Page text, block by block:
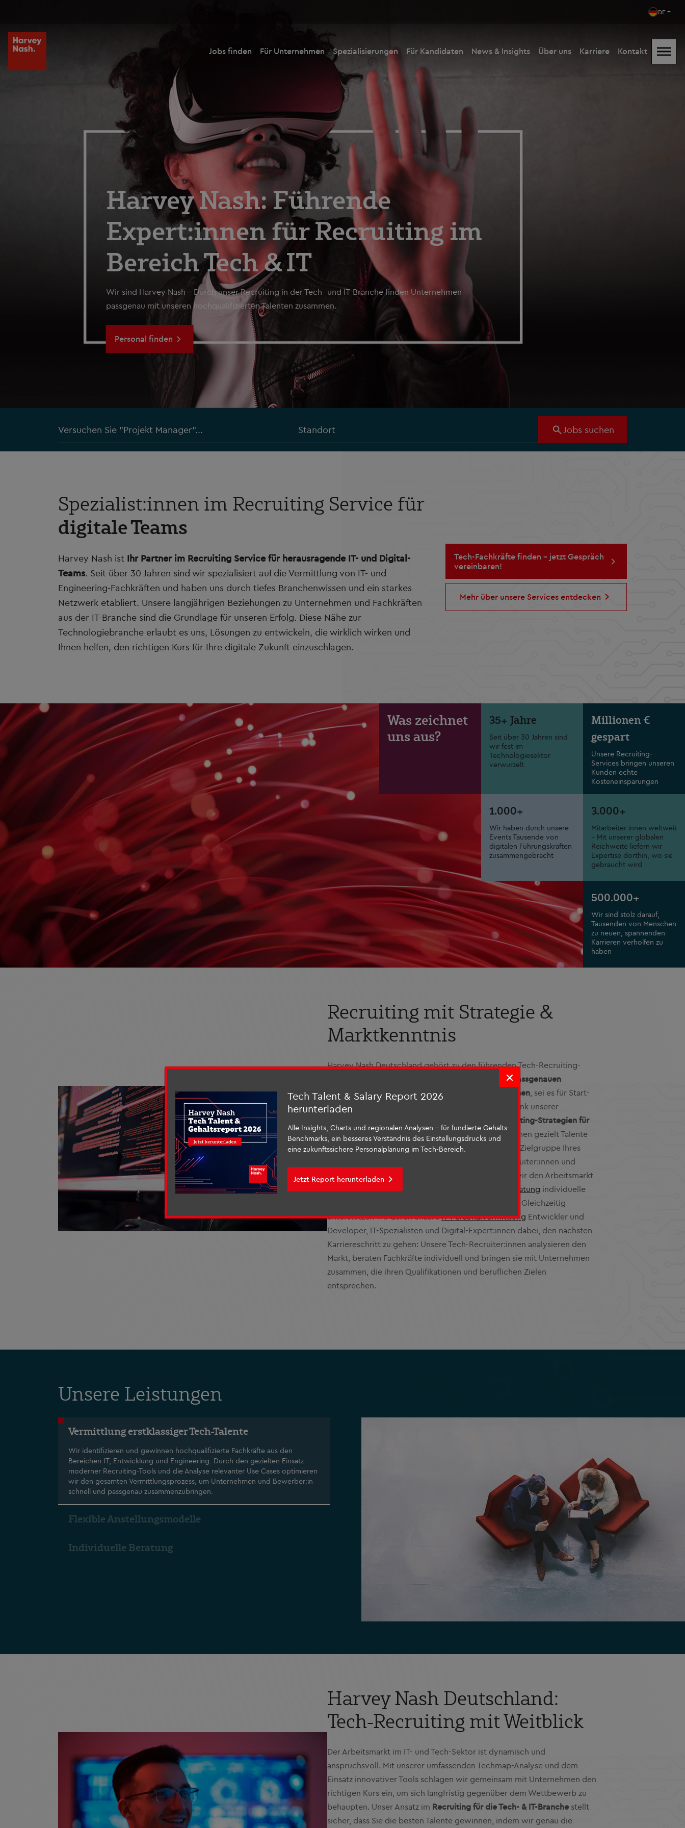
DE
Jobs finden Für Unternehmen Spezialisierungen Für Kandidaten News & Insights Über uns Karriere Kontakt
Harvey Nash: Führende
Expert:innen für Recruiting im
Bereich Tech & IT
Wir sind Harvey Nash – Durch unser Recruiting in der Tech- und IT-Branche finden Unternehmen
passgenau mit unseren hochqualifizierten Talenten zusammen.
Personal finden
Jobs suchen
Spezialist:innen im Recruiting Service für
digitale Teams
Harvey Nash ist Ihr Partner im Recruiting Service für herausragende IT- und Digital-
Teams. Seit über 30 Jahren sind wir spezialisiert auf die Vermittlung von IT- und
Engineering-Fachkräften und haben uns durch tiefes Branchenwissen und ein starkes
Netzwerk etabliert. Unsere langjährigen Beziehungen zu Unternehmen und Fachkräften
aus der IT-Branche sind die Grundlage für unseren Erfolg. Diese Nähe zur
Technologiebranche erlaubt es uns, Lösungen zu entwickeln, die wirklich wirken und
Ihnen helfen, den richtigen Kurs für Ihre digitale Zukunft einzuschlagen.
Tech-Fachkräfte finden – jetzt Gespräch
vereinbaren!
Mehr über unsere Services entdecken
Was zeichnet
uns aus?
35+ Jahre
Seit über 30 Jahren sind
wir fest im
Technologiesektor
verwurzelt.
Millionen €
gespart
Unsere Recruiting-
Services bringen unseren
Kunden echte
Kosteneinsparungen
1.000+
Wir haben durch unsere
Events Tausende von
digitalen Führungskräften
zusammengebracht
3.000+
Mitarbeiter:innen weltweit
– Mit unserer globalen
Reichweite liefern wir
Expertise dorthin, wo sie
gebraucht wird
500.000+
Wir sind stolz darauf,
Tausenden von Menschen
zu neuen, spannenden
Karrieren verholfen zu
haben
Recruiting mit Strategie &
Marktkenntnis
Harvey Nash Deutschland gehört zu den führenden Tech-Recruiting-
Unternehmen weltweit. Unser Fokus liegt auf derpassgenauen
Besetzung von IT-, Digital- und Engineering-Positionen, sei es für Start-
ups, Mittelständler oder internationale Konzerne. Dank unserer
innovativen Recruiting-Strategien für
Tech, IT & Engineering
sprechen unsere Recruiter:innen gezielt Talente
an, die nicht nur fachlich, sondern auch kulturell zur Zielgruppe Ihres
Unternehmens passen. Mit spezialisierten Tech-Recruiter:innen und
modernen Tools wie unserer Techmap analysieren wir den Arbeitsmarkt
und bieten Ihnen im Rahmen unserer
IT-Personalberatung individuelle
Lösungen für eine erfolgreiche Personalgewinnung. Gleichzeitig
unterstützen wir durch unsereIT-Personalvermittlung Entwickler und
Developer, IT-Spezialisten und Digital-Expert:innen dabei, den nächsten
Karriereschritt zu gehen: Unsere Tech-Recruiter:innen analysieren den
Markt, beraten Fachkräfte individuell und bringen sie mit Unternehmen
zusammen, die ihren Qualifikationen und beruflichen Zielen
entsprechen.
Unsere Leistungen
Vermittlung erstklassiger Tech-Talente
Wir identifizieren und gewinnen hochqualifizierte Fachkräfte aus den
Bereichen IT, Entwicklung und Engineering. Durch den gezielten Einsatz
moderner Recruiting-Tools und die Analyse relevanter Use Cases optimieren
wir den gesamten Vermittlungsprozess, um Unternehmen und Bewerber:in
schnell und passgenau zusammenzubringen.
Flexible Anstellungsmodelle
Individuelle Beratung
Harvey Nash Deutschland:
Tech-Recruiting mit Weitblick
Der Arbeitsmarkt im IT- und Tech-Sektor ist dynamisch und
anspruchsvoll. Mit unserer umfassenden Techmap-Analyse und dem
Einsatz innovativer Tools schlagen wir gemeinsam mit Unternehmen den
richtigen Kurs ein, um sich langfristig gegenüber dem Wettbewerb zu
behaupten. Unser Ansatz im Recruiting für die Tech- & IT-Branche stellt
sicher, dass Sie die besten Talente gewinnen, indem wir genau die
×
Tech Talent & Salary Report 2026
herunterladen
Alle Insights, Charts und regionalen Analysen – für fundierte Gehalts-
Benchmarks, ein besseres Verständnis des Einstellungsdrucks und
eine zukunftssichere Personalplanung im Tech-Bereich.
Jetzt Report herunterladen